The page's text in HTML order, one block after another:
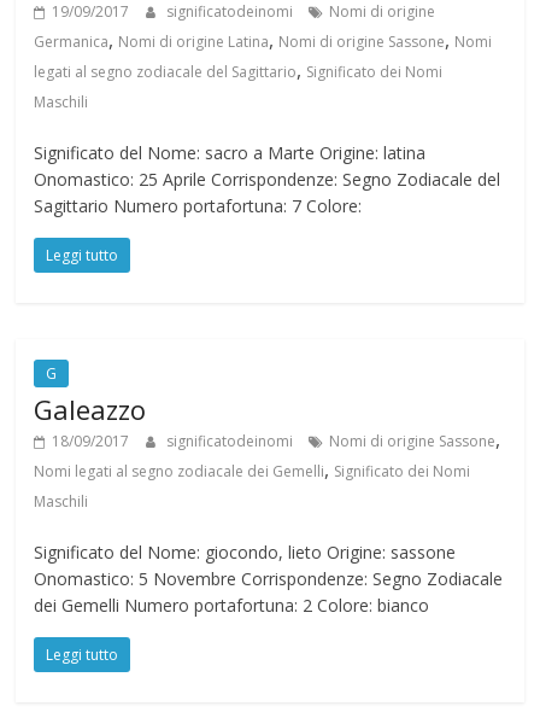
19/09/2017 significatodeinomi
Nomi di origine
Germanica, Nomi di origine Latina, Nomi di origine Sassone, Nomi
legati al segno zodiacale del Sagittario, Significato dei Nomi
Maschili
Significato del Nome: sacro a Marte Origine: latina
Onomastico: 25 Aprile Corrispondenze: Segno Zodiacale del
Sagittario Numero portafortuna: 7 Colore:
Leggi tutto
G
Galeazzo
18/09/2017 significatodeinomi Nomi di origine Sassone,
Nomi legati al segno zodiacale dei Gemelli, Significato dei Nomi
Maschili
Significato del Nome: giocondo, lieto Origine: sassone
Onomastico: 5 Novembre Corrispondenze: Segno Zodiacale
dei Gemelli Numero portafortuna: 2 Colore: bianco
Leggi tutto